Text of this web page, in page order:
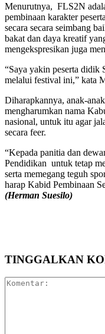
Menurutnya, FLS2N
pembinaan karakter
secara secara seimbang
bakat dan daya kreatif
mengekspresikan juga
“Saya yakin peserta
melalui festival ini,” kata
Diharapkannya, anak-
mengharumkan nama
nasional, untuk itu agar
secara feer.
“Kepada panitia dan
Pendidikan untuk tetap
serta memegang teguh
harap Kabid Pembinaan
(Herman Suesilo)
TINGGALKAN